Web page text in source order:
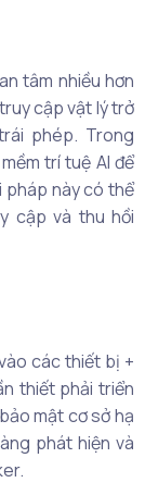
tâm nhiều hơn
cập vật lý trở
phép. Trong
trí tuệ AI để
pháp này có thể
cập và thu hồi
các thiết bị +
thiết phải triển
mật cơ sở hạ
phát hiện và